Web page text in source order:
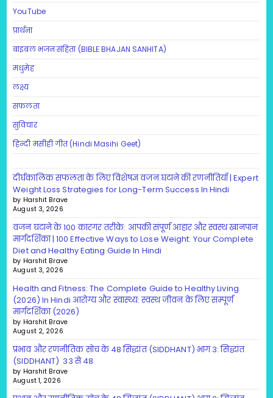
YouTube
प्रार्थना
बाइबल भजन संहिता (BIBLE BHAJAN SANHITA)
मधुमेह
लक्ष्य
सफलता
सुविचार
हिन्दी मसीही गीत (Hindi Masihi Geet)
दीर्घकालिक सफलता के लिए विशेषज्ञ वजन घटाने की रणनीतियाँ | Expert
Weight Loss Strategies for Long-Term Success In Hindi
by Harshit Brave
August 3, 2026
वजन घटाने के 100 कारगर तरीके: आपकी संपूर्ण आहार और स्वस्थ खानपान
मार्गदर्शिका | 100 Effective Ways to Lose Weight: Your Complete
Diet and Healthy Eating Guide In Hindi
by Harshit Brave
August 3, 2026
Health and Fitness: The Complete Guide to Healthy Living
(2026) In Hindi आरोग्य और स्वास्थ्य: स्वस्थ जीवन के लिए सम्पूर्ण
मार्गदर्शिका (2026)
by Harshit Brave
August 2, 2026
प्रभाव और रणनीतिक सोच के 48 सिद्धांत (SIDDHANT) भाग 3: सिद्धांत
(SIDDHANT) 33 से 48
by Harshit Brave
August 1, 2026